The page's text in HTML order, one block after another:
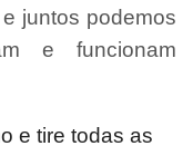
juntos podemos
e funcionam
e tire todas as